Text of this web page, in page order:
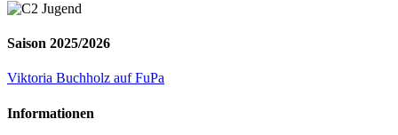
Saison 2025/2026
Viktoria Buchholz auf FuPa
Informationen